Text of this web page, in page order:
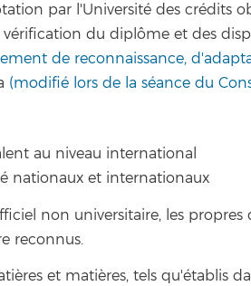
par l'Université des crédits
du diplôme et des
de reconnaissance,
(modifié lors de la séance du
au niveau international
nationaux et internationaux
non universitaire, les
reconnus.
et matières, tels qu'établis